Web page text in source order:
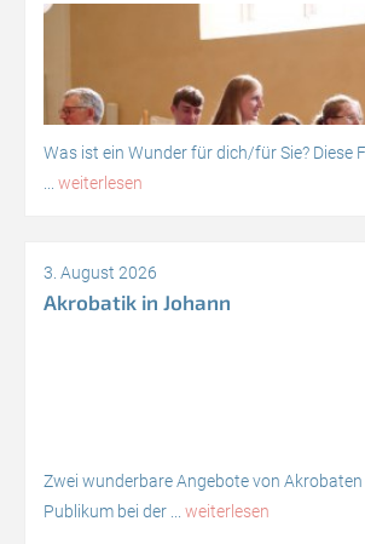
Was ist ein Wunder für dich/für Sie? Diese
weiterlesen
3. August 2026
Akrobatik in Johann
Zwei wunderbare Angebote von
Publikum bei der ... weiterlesen